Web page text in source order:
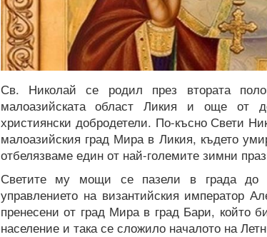
Св. Николай се родил през втората
малоазийската област Ликия и още от
християнски добродетели. По-късно Свети
малоазийския град Мира в Ликия, където
отбелязваме един от най-големите зимни
Светите му мощи се пазели в града до
управлението на византийския император
пренесени от град Мира в град Бари, който
население и така се сложило началото на